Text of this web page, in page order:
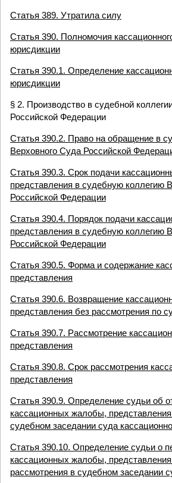
Статья 389. Утратила силу
Статья 390. Полномочия
юрисдикции
Статья 390.1. Определение
юрисдикции
§ 2. Производство в судебной
Российской Федерации
Статья 390.2. Право на обращение в
Верховного Суда Российской
Статья 390.3. Срок подачи
представления в судебную коллегию
Российской Федерации
Статья 390.4. Порядок подачи
представления в судебную коллегию
Российской Федерации
Статья 390.5. Форма и содержание
представления
Статья 390.6. Возвращение
представления без рассмотрения по
Статья 390.7. Рассмотрение
представления
Статья 390.8. Срок рассмотрения
представления
Статья 390.9. Определение судьи об
кассационных жалобы,
судебном заседании суда
Статья 390.10. Определение судьи о
кассационных жалобы,
рассмотрения в судебном заседании